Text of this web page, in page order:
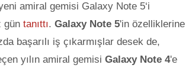
amiral gemisi Galaxy Note 5‘i
gün tanıttı. Galaxy Note 5'in özelliklerine
başarılı iş çıkarmışlar desek de,
yılın amiral gemisi Galaxy Note 4'e